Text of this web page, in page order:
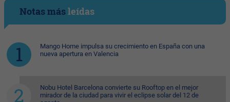
Notas másleídas
Mango Home impulsa su crecimiento en España con una
nueva apertura en Valencia
Nobu Hotel Barcelona convierte su Rooftop en el mejor
mirador de la ciudad para vivir el eclipse solar del 12 de